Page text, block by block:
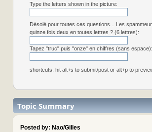
Type the letters shown in the picture:
Désolé pour toutes ces questions... Les
quinze fois deux en toutes lettres ? (6 lettres):
Tapez "truc" puis "onze" en chiffres (sans espace):
shortcuts: hit alt+s to submit/post or alt+p to
Topic Summary
Posted by: Nao/Gilles